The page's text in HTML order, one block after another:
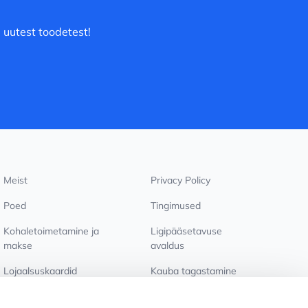
uutest toodetest!
Meist
Poed
Kohaletoimetamine ja
makse
Lojaalsuskaardid
Privacy Policy
Tingimused
Ligipääsetavuse
avaldus
Kauba tagastamine